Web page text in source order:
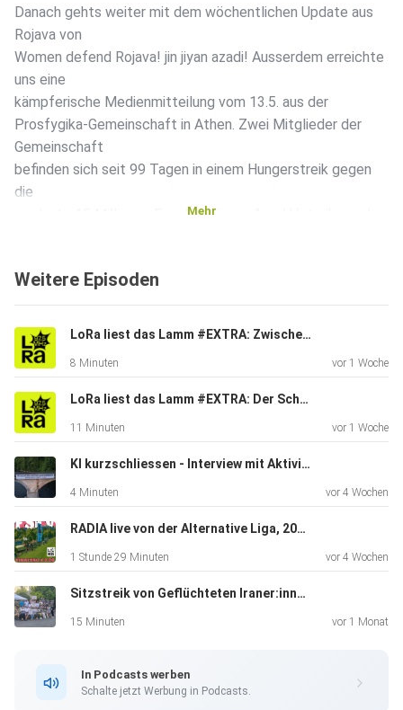
Danach gehts weiter mit dem wöchentlichen Update aus
Rojava von
Women defend Rojava! jin jiyan azadi! Ausserdem erreichte
uns eine
kämpferische Medienmitteilung vom 13.5. aus der
Prosfygika-Gemeinschaft in Athen. Zwei Mitglieder der
Gemeinschaft
befinden sich seit 99 Tagen in einem Hungerstreik gegen
die
geplante 15 Millionen Euro "Sarnierung" und Vetreibung der
wir euch einen
Mehr
Weitere Episoden
LoRa liest das Lamm #EXTRA: Zwischen Fussball, Rütlischwur und Nationalismus
8 Minuten vor 1 Woche
LoRa liest das Lamm #EXTRA: Der Schweizer Nachrichtendienst rüstet auf!
11 Minuten vor 1 Woche
KI kurzschliessen - Interview mit Aktivist*in von Aufstände der Allmende über das Protestcamp
4 Minuten vor 4 Wochen
RADIA live von der Alternative Liga, 2026.07.04
1 Stunde 29 Minuten vor 4 Wochen
Sitzstreik von Geflüchteten Iraner:innen in Zürich
15 Minuten vor 1 Monat
In Podcasts werben
Schalte jetzt Werbung in Podcasts.